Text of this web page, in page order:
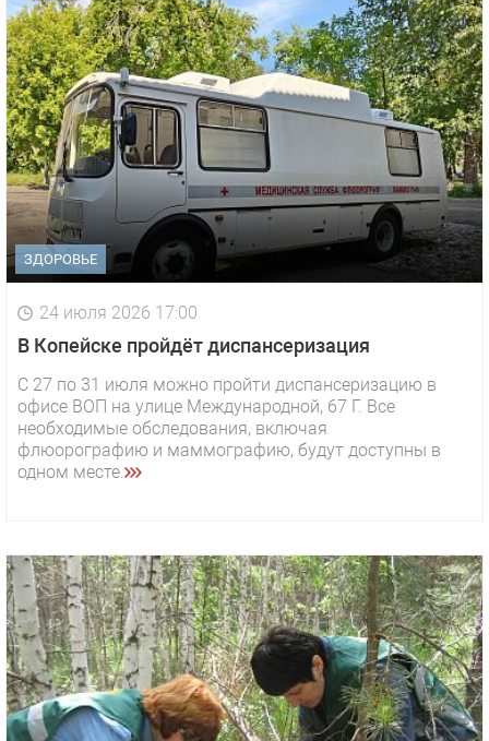
ЗДОРОВЬЕ
24 июля 2026 17:00
В Копейске пройдёт диспансеризация
С 27 по 31 июля можно пройти диспансеризацию в
офисе ВОП на улице Международной, 67 Г. Все
необходимые обследования, включая
флюорографию и маммографию, будут доступны в
одном месте.